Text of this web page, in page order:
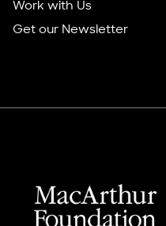
Work with Us
Get our Newsletter